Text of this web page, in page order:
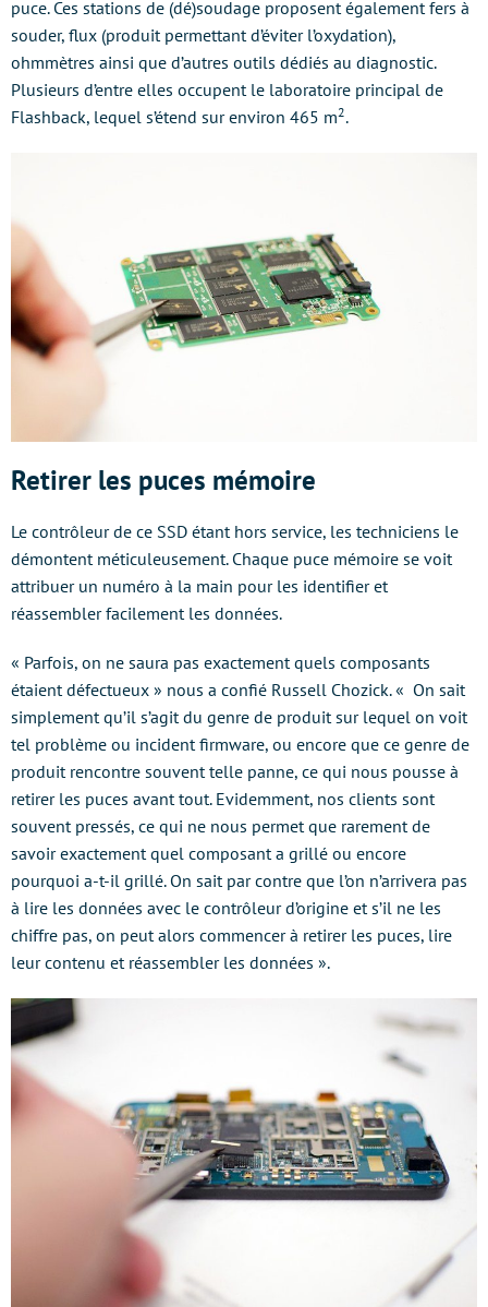
puce. Ces stations de (dé)soudage proposent également fers à
souder, flux (produit permettant d’éviter l’oxydation),
ohmmètres ainsi que d’autres outils dédiés au diagnostic.
Plusieurs d’entre elles occupent le laboratoire principal de
Flashback, lequel s’étend sur environ 465 m2.
Retirer les puces mémoire
Le contrôleur de ce SSD étant hors service, les techniciens le
démontent méticuleusement. Chaque puce mémoire se voit
attribuer un numéro à la main pour les identifier et
réassembler facilement les données.
« Parfois, on ne saura pas exactement quels composants
étaient défectueux » nous a confié Russell Chozick. « On sait
simplement qu’il s’agit du genre de produit sur lequel on voit
tel problème ou incident firmware, ou encore que ce genre de
produit rencontre souvent telle panne, ce qui nous pousse à
retirer les puces avant tout. Evidemment, nos clients sont
souvent pressés, ce qui ne nous permet que rarement de
savoir exactement quel composant a grillé ou encore
pourquoi a-t-il grillé. On sait par contre que l’on n’arrivera pas
à lire les données avec le contrôleur d’origine et s’il ne les
chiffre pas, on peut alors commencer à retirer les puces, lire
leur contenu et réassembler les données ».